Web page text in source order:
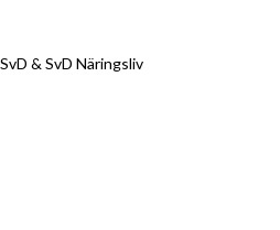
SvD & SvD Näringsliv